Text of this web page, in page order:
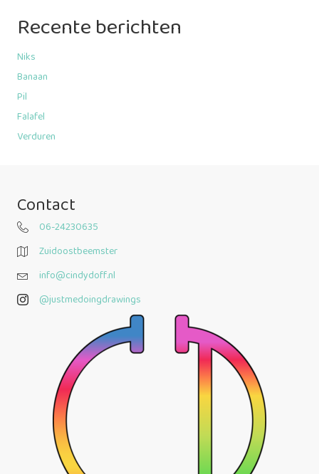
Recente berichten
Niks
Banaan
Pil
Falafel
Verduren
Contact
06-24230635
Zuidoostbeemster
info@cindydoff.nl
@justmedoingdrawings
@justmedoingdrawings